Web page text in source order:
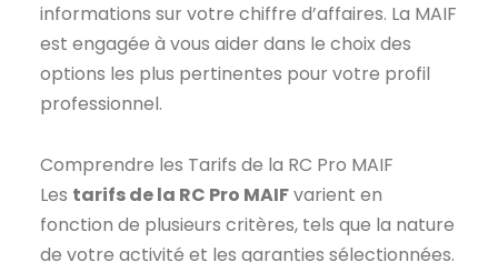
informations sur votre chiffre d’affaires. La MAIF
est engagée à vous aider dans le choix des
options les plus pertinentes pour votre profil
professionnel.
Comprendre les Tarifs de la RC Pro MAIF
Les tarifs de la RC Pro MAIFvarient en
fonction de plusieurs critères, tels que la nature
de votre activité et les garanties sélectionnées.